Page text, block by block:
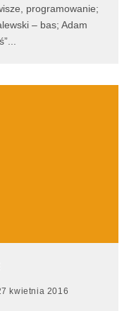
programowanie;
– bas; Adam
kwietnia 2016